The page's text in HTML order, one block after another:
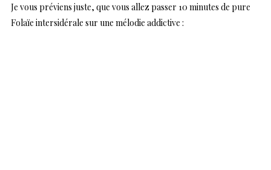
Je vous préviens juste, que vous allez passer 10 minutes de pure
Folaïe intersidérale sur une mélodie addictive :